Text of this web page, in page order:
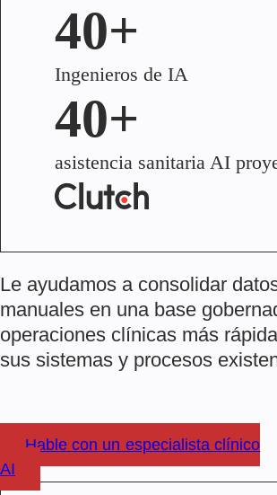
40+
Ingenieros de IA
40+
asistencia sanitaria AI
Le ayudamos a consolidar
manuales en una base
operaciones clínicas más
sus sistemas y procesos
Hable con un especialista clínico
AI